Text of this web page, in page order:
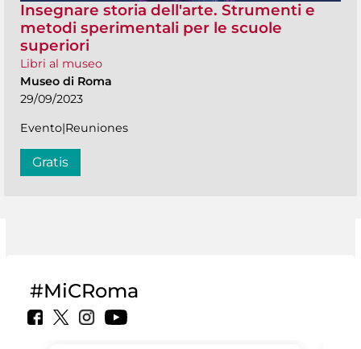
Insegnare storia dell'arte. Strumenti e
metodi sperimentali per le scuole
superiori
Libri al museo
Museo di Roma
29/09/2023
Evento|Reuniones
Gratis
#MiCRoma